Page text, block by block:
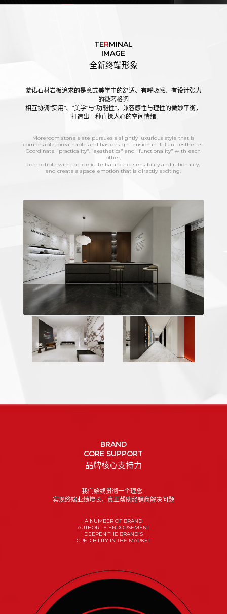
TERMINAL
IMAGE
全新终端形象
蒙诺石材岩板追求的是意式美学中的舒适、有呼吸感、有设计张力
的微奢格调
相互协调"实用"、"美学"与"功能性"，兼容感性与理性的微妙平衡，
打造出一种直撩人心的空间情绪
Moreroom stone slate pursues a slightly luxurious style that is
comfortable, breathable and has design tension in Italian aesthetics.
Coordinate "practicality", "aesthetics" and "functionality" with each
other,
compatible with the delicate balance of sensibility and rationality,
and create a space emotion that is directly exciting.
BRAND
CORE SUPPORT
品牌核心支持力
我们始终贯彻一个理念 :
实现终端业绩增长，真正帮助经销商解决问题
A NUMBER OF BRAND
AUTHORITY ENDORSEMENT
DEEPEN THE BRAND'S
CREDIBILITY IN THE MARKET